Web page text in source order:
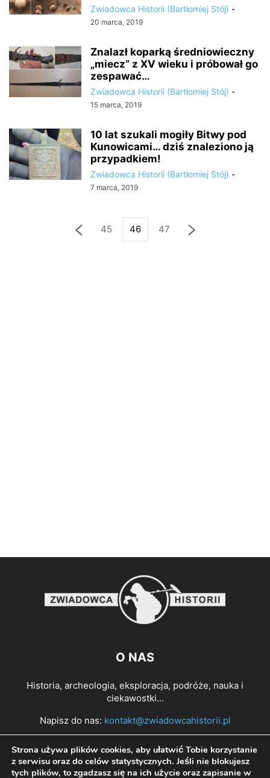
Zwiadowca Historii (Bartłomiej Stój) -
20 marca, 2019
Znalazł koparką średniowieczny
„miecz” z XV wieku i próbował go
zespawać…
Zwiadowca Historii (Bartłomiej Stój) -
15 marca, 2019
10 lat szukali mogiły Bitwy pod
Kunowicami… dziś znaleziono ją
przypadkiem!
Zwiadowca Historii (Bartłomiej Stój) -
7 marca, 2019
45 46 47
O NAS
Historia, archeologia, eksploracja, podróże, nauka i
ciekawostki...
Napisz do nas: kontakt@zwiadowcahistorii.pl
PODĄŻAJ ZA NAMI
Strona używa plików cookies, aby ułatwić Tobie korzystanie
z serwisu oraz do celów statystycznych. Jeśli nie blokujesz
tych plików, to zgadzasz się na ich użycie oraz zapisanie w